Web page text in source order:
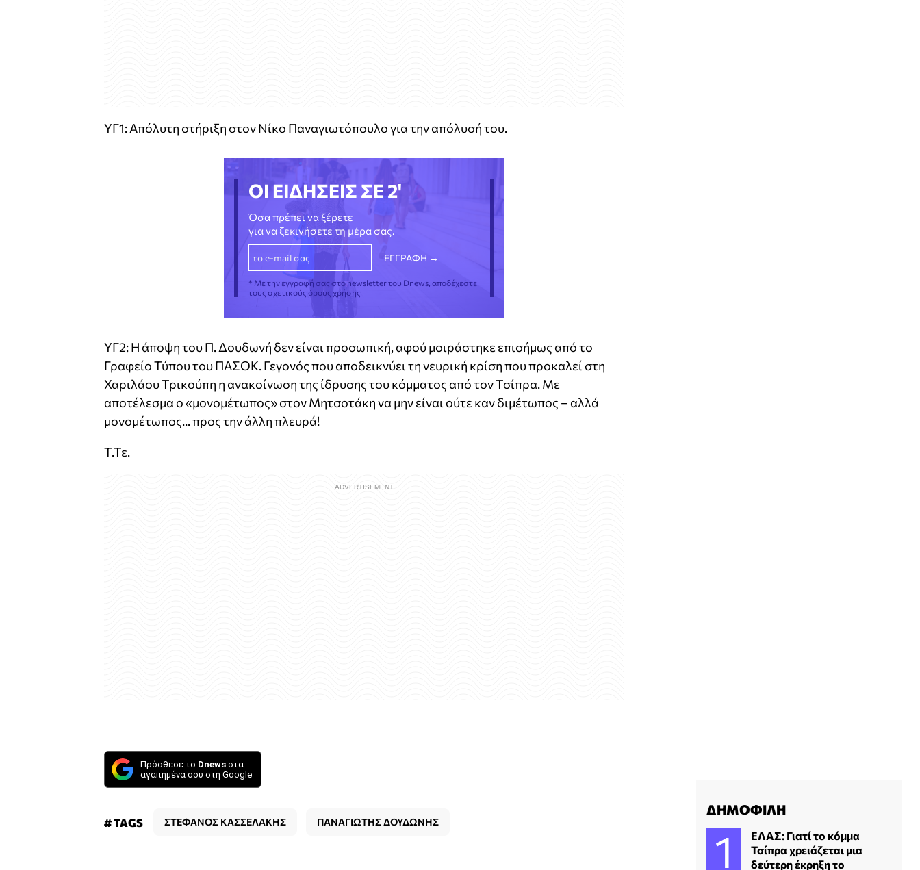
ΥΓ1: Απόλυτη στήριξη στον Νίκο Παναγιωτόπουλο για την απόλυσή του.
ΟΙ ΕΙΔΗΣΕΙΣ ΣΕ 2'
Όσα πρέπει να ξέρετε
για να ξεκινήσετε τη μέρα σας.
* Με την εγγραφή σας στο newsletter του Dnews, αποδέχεστε
τους σχετικούς όρους χρήσης
ΥΓ2: Η άποψη του Π. Δουδωνή δεν είναι προσωπική, αφού μοιράστηκε επισήμως από το
Γραφείο Τύπου του ΠΑΣΟΚ. Γεγονός που αποδεικνύει τη νευρική κρίση που προκαλεί στη
Χαριλάου Τρικούπη η ανακοίνωση της ίδρυσης του κόμματος από τον Τσίπρα. Με
αποτέλεσμα ο «μονομέτωπος» στον Μητσοτάκη να μην είναι ούτε καν διμέτωπος – αλλά
μονομέτωπος... προς την άλλη πλευρά!
Τ.Τε.
Πρόσθεσε το Dnews στα
αγαπημένα σου στη Google
# TAGS ΣΤΕΦΑΝΟΣ ΚΑΣΣΕΛΑΚΗΣ ΠΑΝΑΓΙΩΤΗΣ ΔΟΥΔΩΝΗΣ
ΔΗΜΟΦΙΛΗ
ΕΛΑΣ: Γιατί το κόμμα
Τσίπρα χρειάζεται μια
δεύτερη έκρηξη το